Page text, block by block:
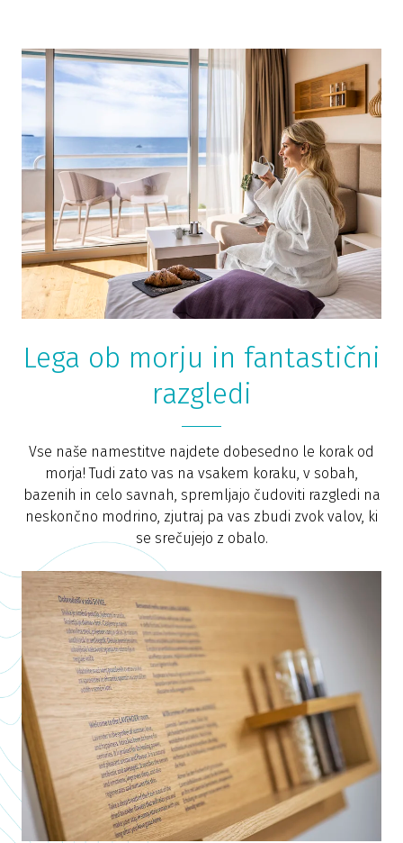
Lega ob morju in fantastični
razgledi
Vse naše namestitve najdete dobesedno le korak od
morja! Tudi zato vas na vsakem koraku, v sobah,
bazenih in celo savnah, spremljajo čudoviti razgledi na
neskončno modrino, zjutraj pa vas zbudi zvok valov, ki
se srečujejo z obalo.